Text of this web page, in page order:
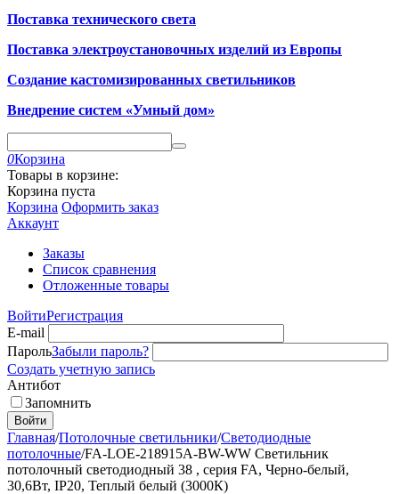
Поставка технического света
Поставка электроустановочных изделий из Европы
Создание кастомизированных светильников
Внедрение систем «Умный дом»
0Корзина
Товары в корзине:
Корзина пуста
Корзина Оформить заказ
Аккаунт
Заказы
Список сравнения
Отложенные товары
ВойтиРегистрация
E-mail
ПарольЗабыли пароль?
Создать учетную запись
Антибот
Запомнить
Войти
Главная/Потолочные светильники/Светодиодные
потолочные/FA-LOE-218915A-BW-WW Светильник
потолочный светодиодный 38 , серия FA, Черно-белый,
30,6Вт, IP20, Теплый белый (3000К)